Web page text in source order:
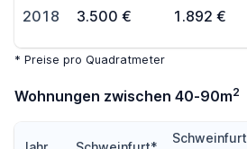
2018 3.500 € 1.892 €
* Preise pro Quadratmeter
Wohnungen zwischen 40-90m2
Schweinfurt